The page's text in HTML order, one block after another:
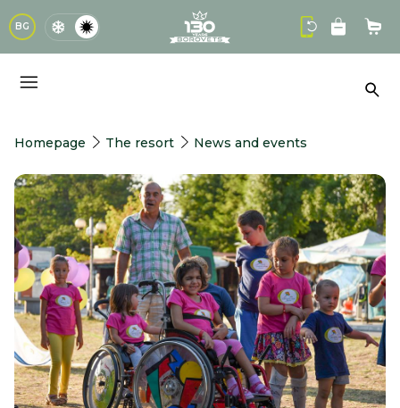
BG logo
Homepage The resort News and events